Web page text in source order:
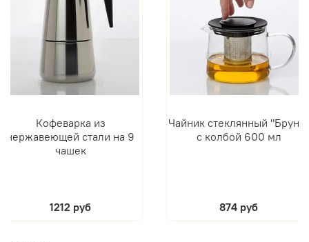
Кофеварка из
нержавеющей стали на 9
чашек
1212 руб
Чайник стеклянный "Брунн"
с колбой 600 мл
874 руб